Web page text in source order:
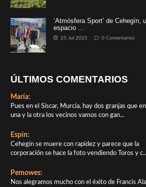
‘Atmósfera Sport’ de Cehegín,
espacio ...
25 Jul 2025 0 Comentarios
ÚLTIMOS COMENTARIOS
María:
Pues en el Siscar, Murcia, hay dos granjas que
una y la otra los vecinos vamos con gan...
Espín:
Cehegín se muere con rapidez y parece que la
corporación se hace la foto vendiendo Toros y
Pemowes:
Nos alegramos mucho con el éxito de Francis